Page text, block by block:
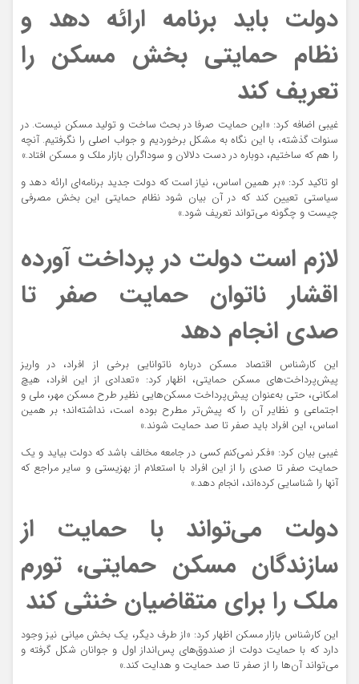
دولت باید برنامه ارائه دهد و
نظام حمایتی بخش مسکن را
تعریف کند
غیبی اضافه کرد:‌ «این حمایت صرفا در بحث ساخت و تولید مسکن نیست. در
سنوات گذشته، با این نگاه به مشکل برخوردیم و جواب اصلی را نگرفتیم. آنچه
را هم که ساختیم، دوباره در دست دلالان و سوداگران بازار ملک و مسکن افتاد.»
او تاکید کرد: «بر همین اساس، نیاز است که دولت جدید برنامه‌ای ارائه دهد و
سیاستی تعیین کند که در آن بیان شود نظام حمایتی این بخش مصرفی
چیست و چگونه می‌تواند تعریف شود.»
لازم است دولت در پرداخت آورده
اقشار ناتوان حمایت صفر تا
صدی انجام دهد
این کارشناس اقتصاد مسکن درباره ناتوانایی برخی از افراد، در واریز
پیش‌پرداخت‌های مسکن حمایتی، اظهار کرد: «تعدادی از این افراد، هیچ
امکانی، حتی به‌عنوان پیش‌پرداخت مسکن‌هایی نظیر طرح مسکن مهر، ملی و
اجتماعی و نظایر آن را که پیش‌تر مطرح بوده است، نداشته‌اند؛ بر همین
اساس، این افراد باید صفر تا صد حمایت شوند.»
غیبی بیان کرد: «فکر نمی‌کنم کسی در جامعه مخالف باشد که دولت بیاید و یک
حمایت صفر تا صدی را از این افراد با استعلام از بهزیستی و سایر مراجع که
آنها را شناسایی کرده‌اند، انجام دهد.»
دولت می‌تواند با حمایت از
سازندگان مسکن حمایتی، تورم
ملک را برای متقاضیان خنثی کند
این کارشناس بازار مسکن اظهار کرد: «از طرف دیگر، یک بخش میانی نیز وجود
دارد که با حمایت دولت از صندوق‌های پس‌انداز اول و جوانان شکل گرفته و
می‌تواند آن‌ها را از صفر تا صد حمایت و هدایت کند.»